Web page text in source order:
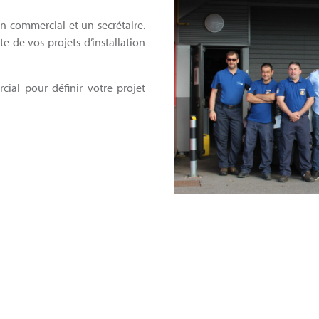
commercial et un secrétaire.
de vos projets d’installation
pour définir votre projet